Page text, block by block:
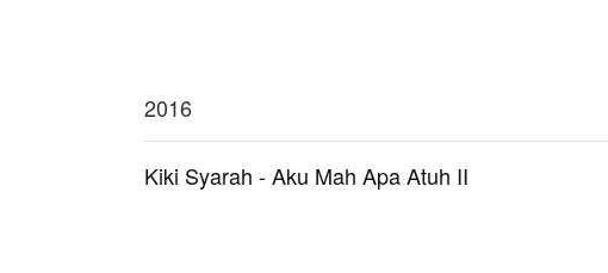
2016
Kiki Syarah - Aku Mah Apa Atuh II